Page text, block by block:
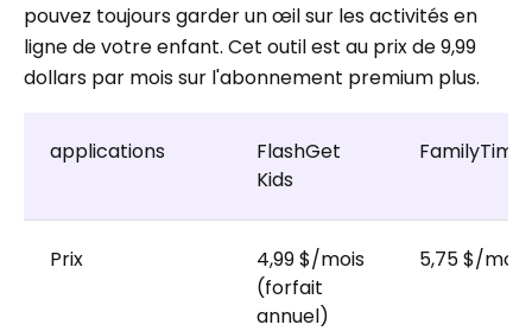
pouvez toujours garder un œil sur les activités en
ligne de votre enfant. Cet outil est au prix de 9,99
dollars par mois sur l'abonnement premium plus.
applications
FlashGet
Kids
FamilyTime
Prix
4,99 $/mois
(forfait
annuel)
5,75 $/mois